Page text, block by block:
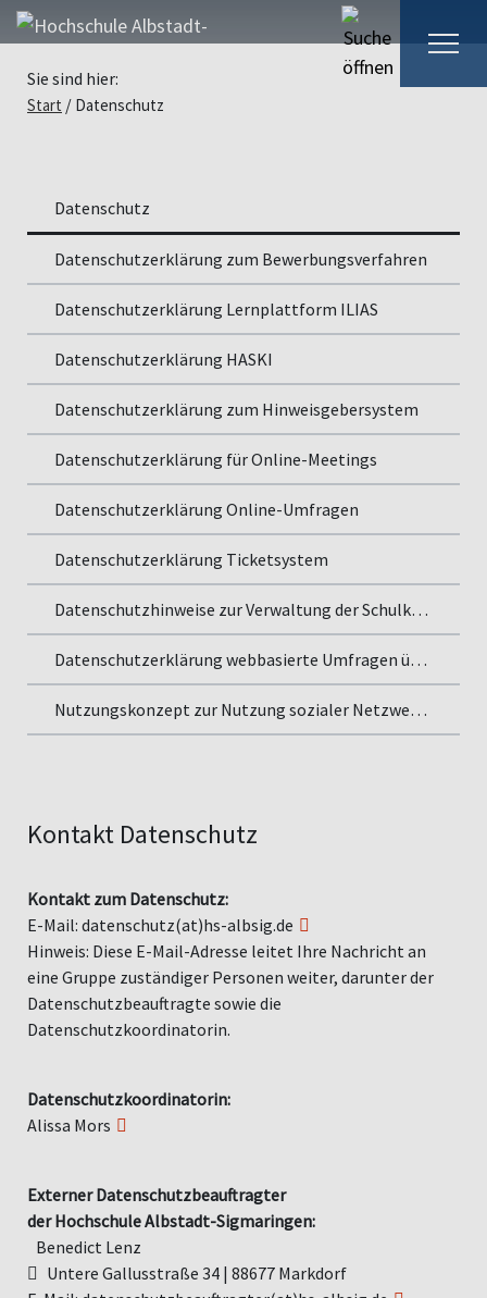
Sie sind hier:
Start Datenschutz
Datenschutz
Datenschutzerklärung zum Bewerbungsverfahren
Datenschutzerklärung Lernplattform ILIAS
Datenschutzerklärung HASKI
Datenschutzerklärung zum Hinweisgebersystem
Datenschutzerklärung für Online-Meetings
Datenschutzerklärung Online-Umfragen
Datenschutzerklärung Ticketsystem
Datenschutzhinweise zur Verwaltung der Schulkontakte
Datenschutzerklärung webbasierte Umfragen über externe Marktforschungsunternehmen
Nutzungskonzept zur Nutzung sozialer Netzwerke
Kontakt Datenschutz
Kontakt zum Datenschutz:
E-Mail: datenschutz(at)hs-albsig.de
Hinweis: Diese E-Mail-Adresse leitet Ihre Nachricht an
eine Gruppe zuständiger Personen weiter, darunter der
Datenschutzbeauftragte sowie die
Datenschutzkoordinatorin.
Datenschutzkoordinatorin:
Alissa Mors
Externer Datenschutzbeauftragter
der Hochschule Albstadt-Sigmaringen:
Benedict Lenz
Untere Gallusstraße 34 | 88677 Markdorf